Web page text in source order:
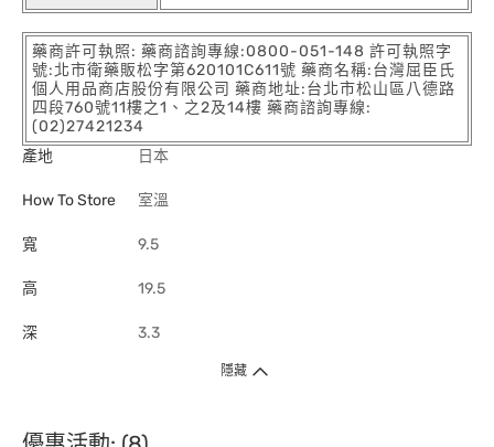
藥商許可執照: 藥商諮詢專線:0800-051-148 許可執照字
號:北市衛藥販松字第620101C611號 藥商名稱:台灣屈臣氏
個人用品商店股份有限公司 藥商地址:台北市松山區八德路
四段760號11樓之1、之2及14樓 藥商諮詢專線:
(02)27421234
產地
日本
How To Store 室溫
寬 9.5
高 19.5
深 3.3
隱藏